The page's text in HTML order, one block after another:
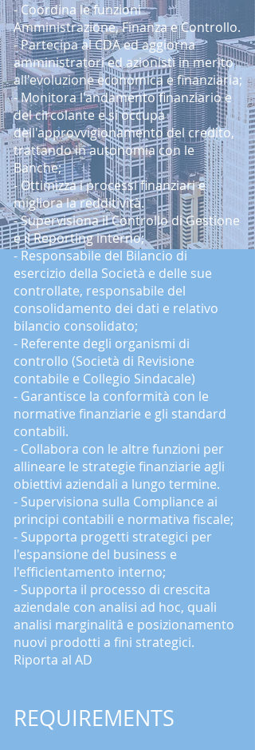
- Coordina le funzioni
Amministrazione, Finanza e Controllo.
- Partecipa al CDA ed aggiorna
amministratori ed azionisti in merito
all'evoluzione economica e finanziaria;
- Monitora l'andamento finanziario e
del circolante e si occupa
dell'approvvigionamento del credito,
trattando in autonomia con le
Banche;
- Ottimizza i processi finanziari e
migliora la redditività.
- Supervisiona il Controllo di Gestione
e il Reporting interno;
- Responsabile del Bilancio di
esercizio della Società e delle sue
controllate, responsabile del
consolidamento dei dati e relativo
bilancio consolidato;
- Referente degli organismi di
controllo (Società di Revisione
contabile e Collegio Sindacale)
- Garantisce la conformità con le
normative finanziarie e gli standard
contabili.
- Collabora con le altre funzioni per
allineare le strategie finanziarie agli
obiettivi aziendali a lungo termine.
- Supervisiona sulla Compliance ai
principi contabili e normativa fiscale;
- Supporta progetti strategici per
l'espansione del business e
l'efficientamento interno;
- Supporta il processo di crescita
aziendale con analisi ad hoc, quali
analisi marginalitâ e posizionamento
nuovi prodotti a fini strategici.
Riporta al AD
REQUIREMENTS​